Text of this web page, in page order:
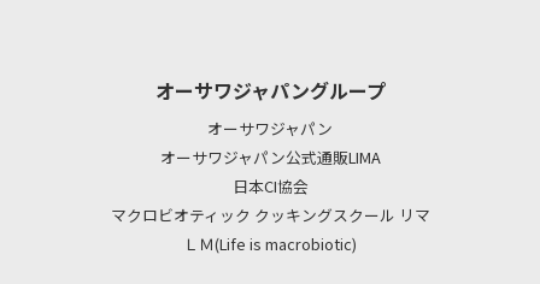
オーサワジャパングループ
オーサワジャパン
オーサワジャパン公式通販LIMA
日本CI協会
マクロビオティック クッキングスクール リマ
ＬＭ(Life is macrobiotic)